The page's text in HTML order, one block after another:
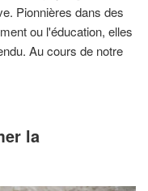
Pionnières dans des
ou l'éducation, elles
Au cours de notre
la